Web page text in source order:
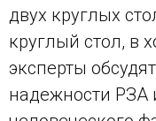
двух круглых
круглый стол, в
эксперты
надежности РЗА